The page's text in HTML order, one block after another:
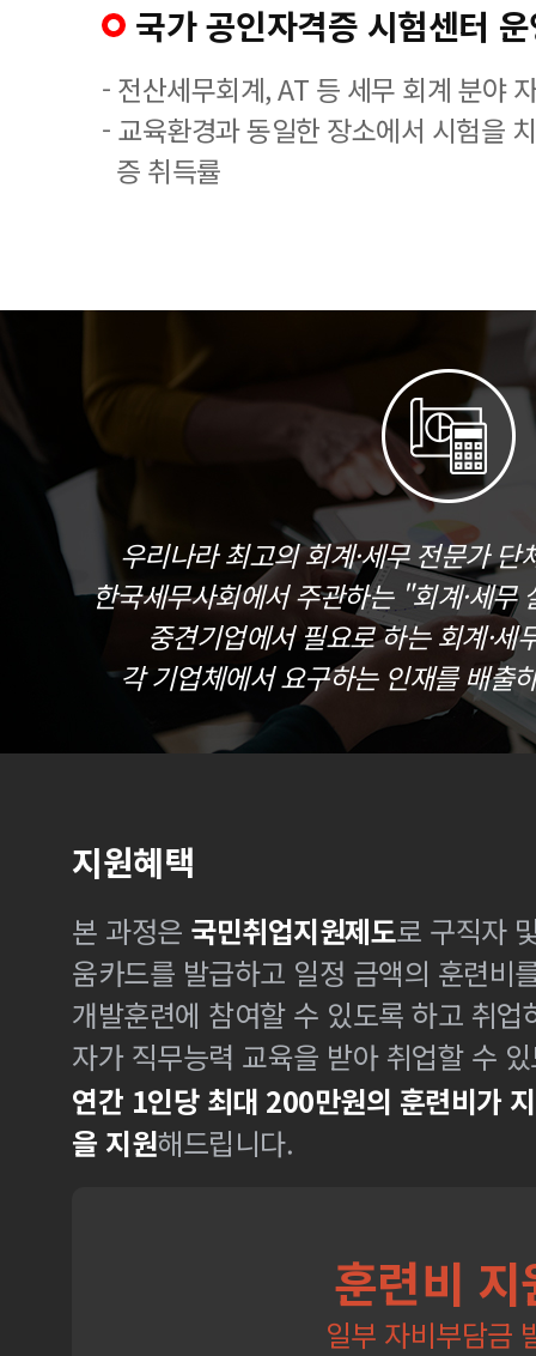
국가 공인자격증 시험센터
- 전산세무회계, AT 등 세무 회계 분야
- 교육환경과 동일한 장소에서 시험을
증 취득률
우리나라 최고의 회계·세무 전문가
한국세무사회에서 주관하는 "회계·세무
중견기업에서 필요로 하는 회계·세
각 기업체에서 요구하는 인재를 배출
지원혜택
본 과정은 국민취업지원제도로 구직자
움카드를 발급하고 일정 금액의 훈련비
개발훈련에 참여할 수 있도록 하고 취
자가 직무능력 교육을 받아 취업할 수
연간 1인당 최대 200만원의 훈련비가
을 지원해드립니다.
훈련비 지
일부 자비부담금